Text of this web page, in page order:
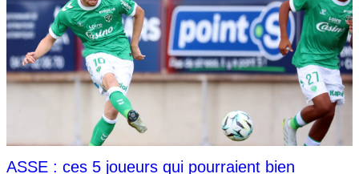
ASSE : ces 5 joueurs qui pourraient bien